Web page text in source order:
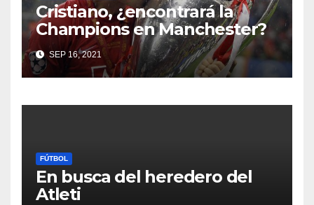
Cristiano, ¿encontrará la
Champions en Manchester?
SEP 16, 2021
FÚTBOL
En busca del heredero del
Atleti